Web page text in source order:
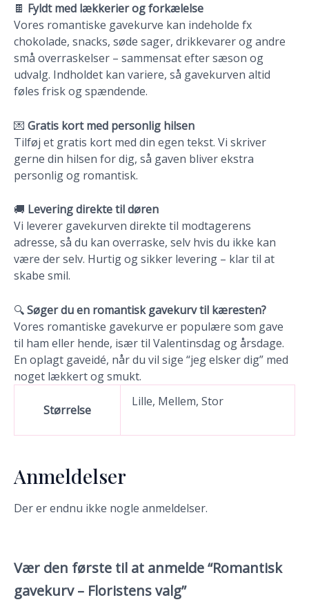
🍫 Fyldt med lækkerier og forkælelse
Vores romantiske gavekurve kan indeholde fx
chokolade, snacks, søde sager, drikkevarer og andre
små overraskelser – sammensat efter sæson og
udvalg. Indholdet kan variere, så gavekurven altid
føles frisk og spændende.
💌 Gratis kort med personlig hilsen
Tilføj et gratis kort med din egen tekst. Vi skriver
gerne din hilsen for dig, så gaven bliver ekstra
personlig og romantisk.
🚚 Levering direkte til døren
Vi leverer gavekurven direkte til modtagerens
adresse, så du kan overraske, selv hvis du ikke kan
være der selv. Hurtig og sikker levering – klar til at
skabe smil.
🔍Søger du en romantisk gavekurv til kæresten?
Vores romantiske gavekurve er populære som gave
til ham eller hende, især til Valentinsdag og årsdage.
En oplagt gaveidé, når du vil sige “jeg elsker dig” med
noget lækkert og smukt.
Størrelse
Lille, Mellem, Stor
Anmeldelser
Der er endnu ikke nogle anmeldelser.
Vær den første til at anmelde “Romantisk
gavekurv – Floristens valg”